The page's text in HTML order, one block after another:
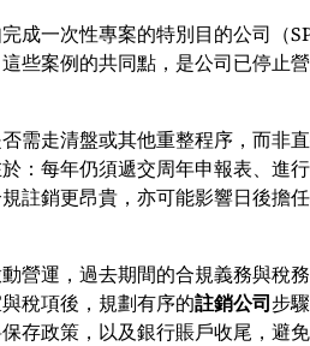
成一次性專案的特別目的公司（
些案例的共同點，是公司已停止
需走清盤或其他重整程序，而非
：每年仍須遞交周年申報表、進
註銷更昂貴，亦可能影響日後擔
營運，過去期間的合規義務與稅
稅項後，規劃有序的註銷公司步
存政策，以及銀行賬戶收尾，避